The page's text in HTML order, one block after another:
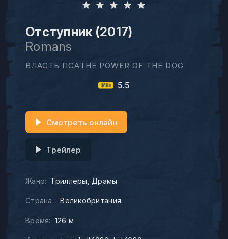
Отступник (2017)
Romans
ВЛАСТЬ ПСАTHE POWER OF THE DOG
5.5
Жанр: Триллеры Драмы
Страна: Великобритания
Время: 126 м
Смотреть онлайн
Трейлер